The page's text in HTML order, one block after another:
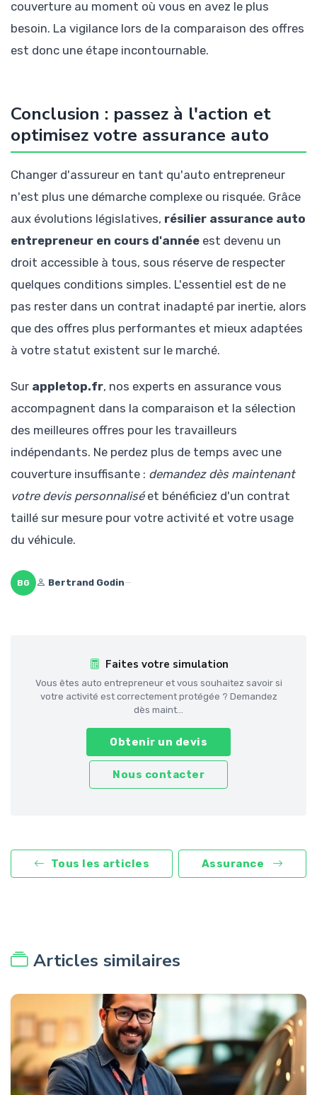
couverture au moment où vous en avez le plus
besoin. La vigilance lors de la comparaison des offres
est donc une étape incontournable.
Conclusion : passez à l'action et
optimisez votre assurance auto
Changer d'assureur en tant qu'auto entrepreneur
n'est plus une démarche complexe ou risquée. Grâce
aux évolutions législatives, résilier assurance auto
entrepreneur en cours d'année est devenu un
droit accessible à tous, sous réserve de respecter
quelques conditions simples. L'essentiel est de ne
pas rester dans un contrat inadapté par inertie, alors
que des offres plus performantes et mieux adaptées
à votre statut existent sur le marché.
Sur appletop.fr, nos experts en assurance vous
accompagnent dans la comparaison et la sélection
des meilleures offres pour les travailleurs
indépendants. Ne perdez plus de temps avec une
couverture insuffisante : demandez dès maintenant
votre devis personnaliséet bénéficiez d'un contrat
taillé sur mesure pour votre activité et votre usage
du véhicule.
BG Bertrand Godin—
Faites votre simulation
Vous êtes auto entrepreneur et vous souhaitez savoir si
votre activité est correctement protégée ? Demandez
dès maint...
Obtenir un devis
Nous contacter
Tous les articles Assurance
Articles similaires